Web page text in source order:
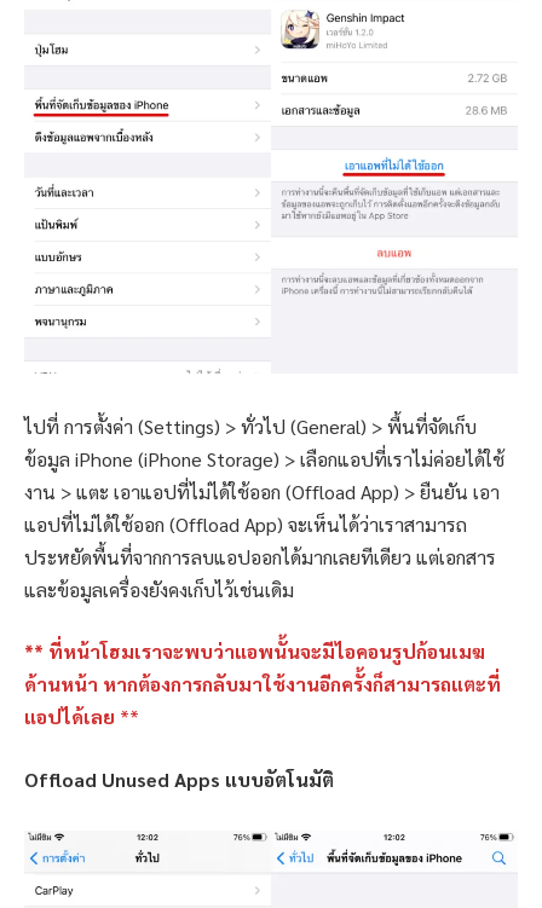
ไปที่ การตั้งค่า (Settings) > ทั่วไป (General) > พื้นที่จัดเก็บ
ข้อมูล iPhone (iPhone Storage) > เลือกแอปที่เราไม่ค่อยได้ใช้
งาน > แตะ เอาแอปที่ไม่ได้ใช้ออก (Offload App) > ยืนยัน เอา
แอปที่ไม่ได้ใช้ออก (Offload App) จะเห็นได้ว่าเราสามารถ
ประหยัดพื้นที่จากการลบแอปออกได้มากเลยทีเดียว แต่เอกสาร
และข้อมูลเครื่องยังคงเก็บไว้เช่นเดิม
** ที่หน้าโฮมเราจะพบว่าแอพนั้นจะมีไอคอนรูปก้อนเมฆ
ด้านหน้า หากต้องการกลับมาใช้งานอีกครั้งก็สามารถแตะที่
แอปได้เลย **
Offload Unused Apps แบบอัตโนมัติ